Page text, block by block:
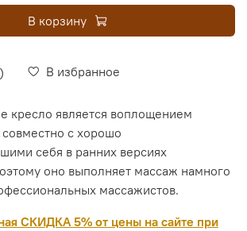
В избранное
В корзину
кресло является воплощением
с хорошо
себя в ранних версиях
оно выполняет массаж намного
массажистов.
СКИДКА 5% от цены на сайте при